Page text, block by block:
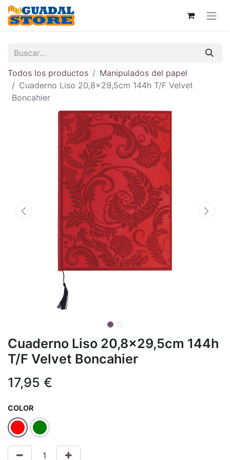
Todos los productos
Manipulados del papel
Cuaderno Liso 20,8x29,5cm 144h T/F Velvet
Boncahier
Cuaderno Liso 20,8x29,5cm 144h
T/F Velvet Boncahier
17,95 €
COLOR